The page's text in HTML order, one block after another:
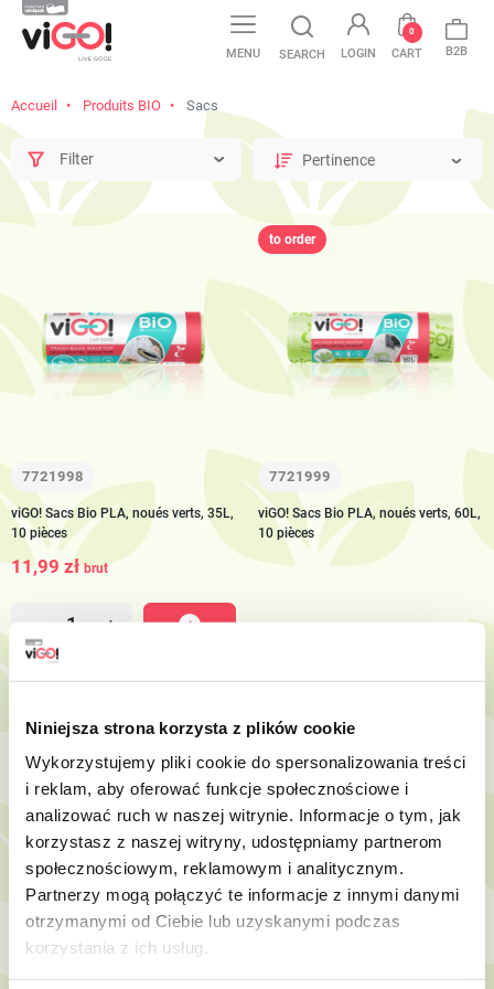
Niniejsza strona korzysta z plików cookie
Wykorzystujemy pliki cookie do spersonalizowania treści
i reklam, aby oferować funkcje społecznościowe i
analizować ruch w naszej witrynie. Informacje o tym, jak
korzystasz z naszej witryny, udostępniamy partnerom
społecznościowym, reklamowym i analitycznym.
Partnerzy mogą połączyć te informacje z innymi danymi
otrzymanymi od Ciebie lub uzyskanymi podczas
korzystania z ich usług.
MENU SEARCH LOGIN CART
0
B2B
Accueil Produits BIO Sacs
Filter
7721998
viGO! Sacs Bio PLA, noués verts, 35L,
10 pièces
11,99 złbrut
+
to order
7721999
viGO! Sacs Bio PLA, noués verts, 60L,
10 pièces
to order
7721994